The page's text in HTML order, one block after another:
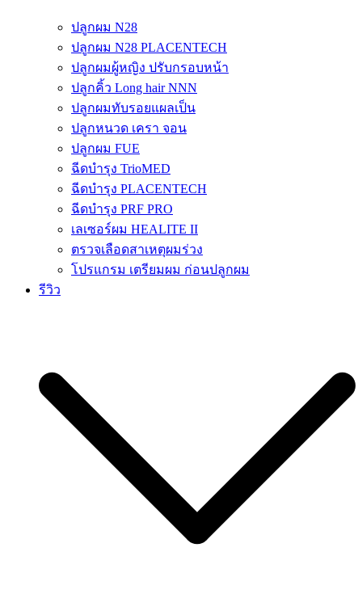
ปลูกผม N28
ปลูกผม N28 PLACENTECH
ปลูกผมผู้หญิง ปรับกรอบหน้า
ปลูกคิ้ว Long hair NNN
ปลูกผมทับรอยแผลเป็น
ปลูกหนวด เครา จอน
ปลูกผม FUE
ฉีดบำรุง TrioMED
ฉีดบำรุง PLACENTECH
ฉีดบำรุง PRF PRO
เลเซอร์ผม HEALITE II
ตรวจเลือดสาเหตุผมร่วง
โปรแกรม เตรียมผม ก่อนปลูกผม
รีวิว